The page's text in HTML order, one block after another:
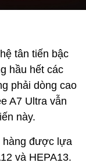
tân tiến bậc
hầu hết các
phải dòng cao
A7 Ultra vẫn
này.
hàng được lựa
và HEPA13.